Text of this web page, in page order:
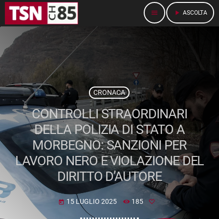
menu play_arrow ASCOLTA
CRONACA
CONTROLLI STRAORDINARI
DELLA POLIZIA DI STATO A
MORBEGNO: SANZIONI PER
LAVORO NERO E VIOLAZIONE DEL
DIRITTO D’AUTORE
today 15 LUGLIO 2025 185